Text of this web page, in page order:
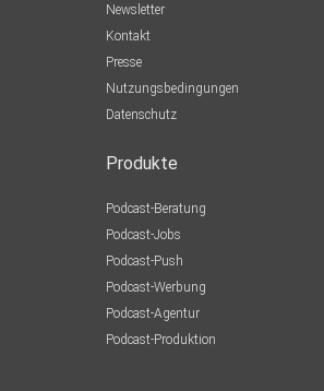
Newsletter
Kontakt
Presse
Nutzungsbedingungen
Datenschutz
Produkte
Podcast-Beratung
Podcast-Jobs
Podcast-Push
Podcast-Werbung
Podcast-Agentur
Podcast-Produktion